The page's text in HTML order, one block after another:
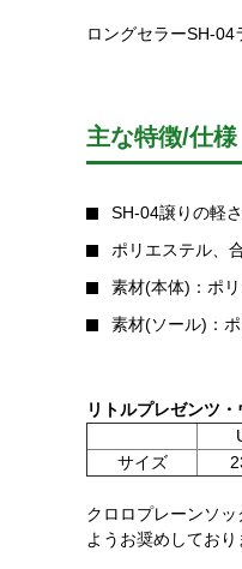
ロングセラーSH-
主な特徴/仕様
SH-04譲りの軽さ
ポリエステル、
素材(本体)：ポ
素材(ソール)：
リトルプレゼンツ
サイズ
クロロプレーンソ
ようお奨めしており